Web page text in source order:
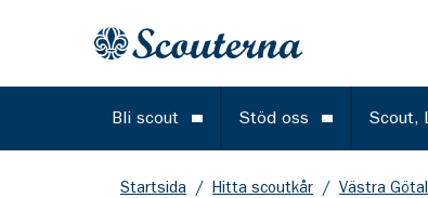
Gå till huvudinnehållet
Bli scout Öppna meny
Stöd oss Öppna meny
Scout,
Startsida / Hitta scoutkår / Västra